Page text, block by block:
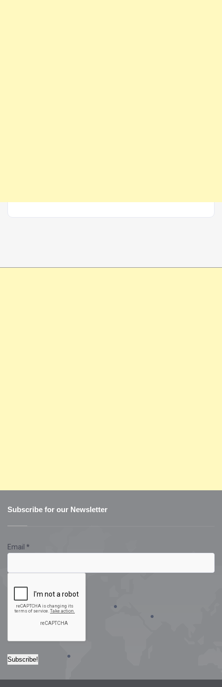
Subscribe for our Newsletter
Email *